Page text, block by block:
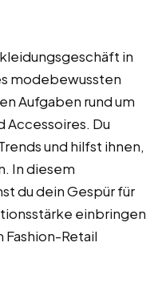
in
modebewussten
Aufgaben rund um
Accessoires. Du
und hilfst ihnen,
In diesem
du dein Gespür für
einbringen
Fashion-Retail